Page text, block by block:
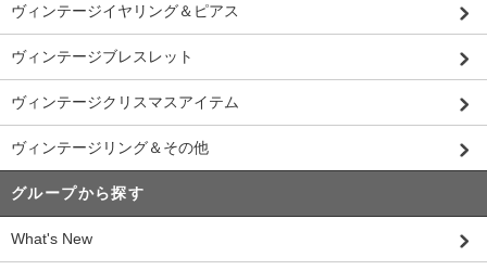
ヴィンテージイヤリング＆ピアス
ヴィンテージブレスレット
ヴィンテージクリスマスアイテム
ヴィンテージリング＆その他
グループから探す
What's New